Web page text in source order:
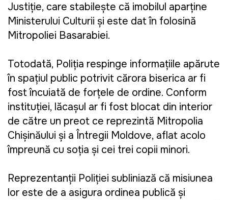
Justiție, care stabilește că imobilul aparține
Ministerului Culturii și este dat în folosință
Mitropoliei Basarabiei.
Totodată, Poliția respinge informațiile apărute
în spațiul public potrivit cărora biserica ar fi
fost încuiată de forțele de ordine. Conform
instituției, lăcașul ar fi fost blocat din interior
de către un preot ce reprezintă Mitropolia
Chișinăului și a Întregii Moldove, aflat acolo
împreună cu soția și cei trei copii minori.
Reprezentanții Poliției subliniază că misiunea
lor este de a asigura ordinea publică și